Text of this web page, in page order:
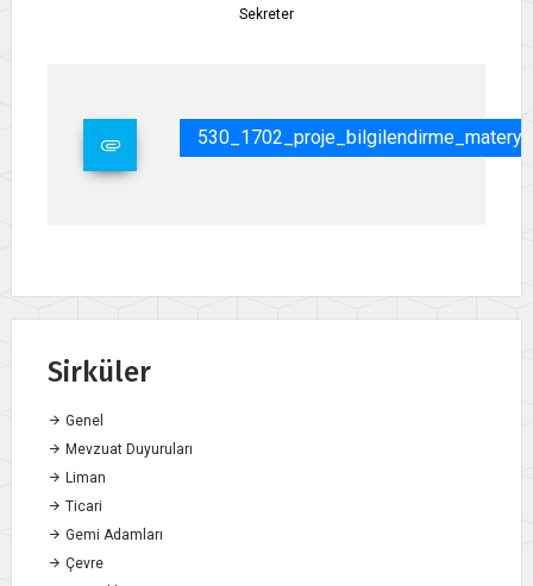
Sekreter
Sirküler
Genel
Mevzuat Duyuruları
Liman
Ticari
Gemi Adamları
Çevre